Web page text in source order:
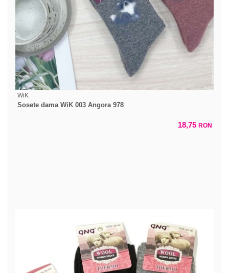
WiK
Sosete dama WiK 003 Angora 978
18,75 RON